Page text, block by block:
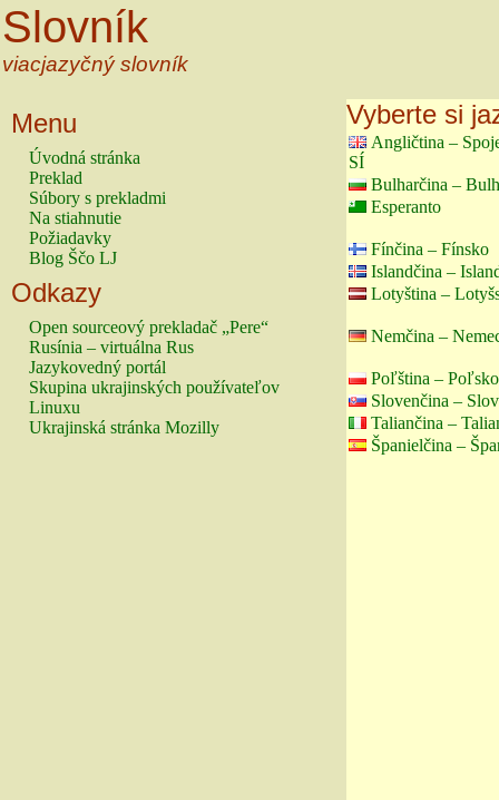
Slovník
viacjazyčný slovník
Menu
Úvodná stránka
Preklad
Súbory s prekladmi
Na stiahnutie
Požiadavky
Blog Ščo LJ
Odkazy
Open sourceový prekladač „Pere“
Rusínia – virtuálna Rus
Jazykovedný portál
Skupina ukrajinských používateľov
Linuxu
Ukrajinská stránka Mozilly
Vyberte si
Angličtina –
SÍ
Bulharčina –
Esperanto
Fínčina – Fínsko
Islandčina –
Lotyština –
Nemčina –
Poľština – Poľsko
Slovenčina –
Taliančina –
Španielčina –